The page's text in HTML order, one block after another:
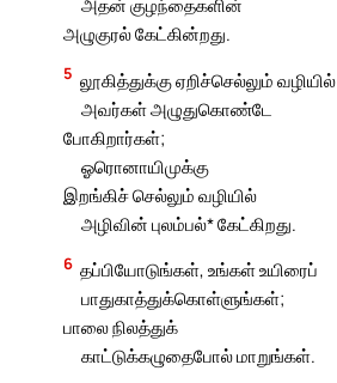
அதன் குழந்தைகளின்
அழுகுரல் கேட்கின்றது.
5 லூகித்துக்கு ஏறிச்செல்லும் வழியில்
அவர்கள் அழுதுகொண்டே
போகிறார்கள்;
ஓரொனாயிமுக்கு
இறங்கிச் செல்லும் வழியில்
அழிவின் புலம்பல்* கேட்கிறது.
6 தப்பியோடுங்கள், உங்கள் உயிரைப்
பாதுகாத்துக்கொள்ளுங்கள்;
பாலை நிலத்துக்
காட்டுக்கழுதைபோல் மாறுங்கள்.